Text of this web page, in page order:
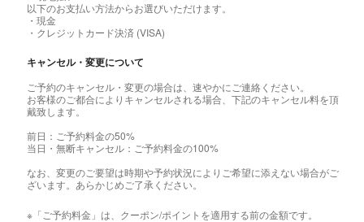
以下のお支払い方法からお選びいただけます。
・現金
・クレジットカード決済 (VISA)
キャンセル・変更について
ご予約のキャンセル・変更の場合は、速やかにご連絡ください。
お客様のご都合によりキャンセルされる場合、下記のキャンセル料を頂
戴致します。
前日：ご予約料金の50%
当日・無断キャンセル：ご予約料金の100%
なお、変更のご要望は時期や予約状況によりご希望に添えない場合がご
ざいます。あらかじめご了承ください。
※「ご予約料金」は、クーポン/ポイントを適用する前の金額です。